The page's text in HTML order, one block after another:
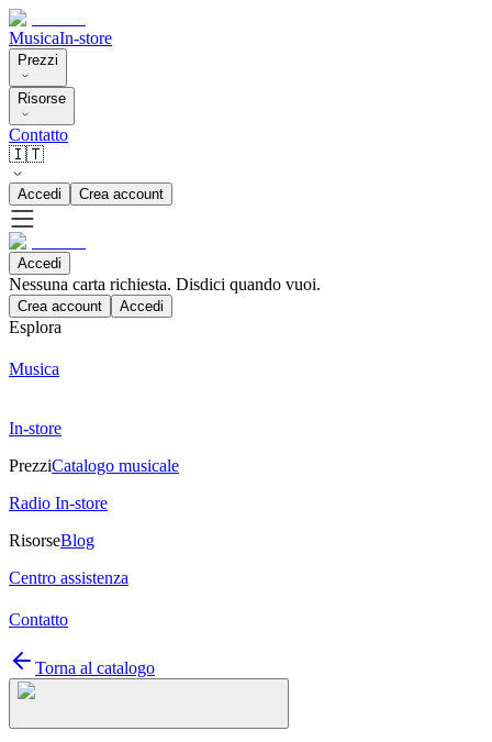
MusicaIn-store
Prezzi
Risorse
Contatto
🇮🇹
Accedi Crea account
Accedi
Nessuna carta richiesta. Disdici quando vuoi.
Crea account Accedi
Esplora
Musica
In-store
PrezziCatalogo musicale
Radio In-store
RisorseBlog
Centro assistenza
Contatto
Torna al catalogo